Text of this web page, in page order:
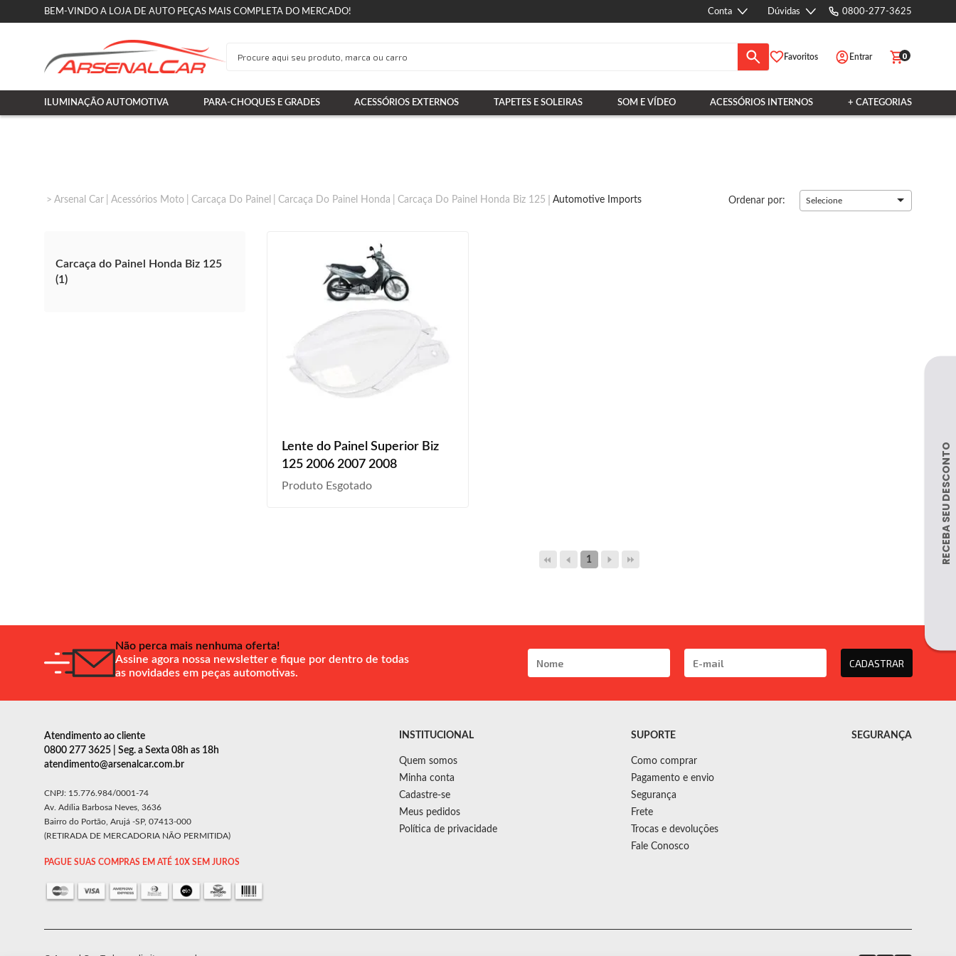
BEM-VINDO A LOJA DE AUTO PEÇAS MAIS COMPLETA DO MERCADO! Conta Dúvidas 0800-277-3625
Favoritos Entrar 0
ILUMINAÇÃO AUTOMOTIVA PARA-CHOQUES E GRADES ACESSÓRIOS EXTERNOS TAPETES E SOLEIRAS SOM E VÍDEO ACESSÓRIOS INTERNOS + CATEGORIAS
Arsenal Car Acessórios Moto Carcaça Do Painel Carcaça Do Painel Honda Carcaça Do Painel Honda Biz 125 Automotive Imports Ordenar por: Selecione
Carcaça do Painel Honda Biz 125
(1)
Lente do Painel Superior Biz
125 2006 2007 2008
Produto Esgotado
1
Não perca mais nenhuma oferta!
Assine agora nossa newsletter e fique por dentro de todas
as novidades em peças automotivas.
CADASTRAR
Atendimento ao cliente
0800 277 3625 | Seg. a Sexta 08h as 18h
atendimento@arsenalcar.com.br
CNPJ: 15.776.984/0001-74
Av. Adília Barbosa Neves, 3636
Bairro do Portão, Arujá -SP, 07413-000
(RETIRADA DE MERCADORIA NÃO PERMITIDA)
PAGUE SUAS COMPRAS EM ATÉ 10X SEM JUROS
INSTITUCIONAL
Quem somos
Minha conta
Cadastre-se
Meus pedidos
Política de privacidade
SUPORTE
Como comprar
Pagamento e envio
Segurança
Frete
Trocas e devoluções
Fale Conosco
SEGURANÇA